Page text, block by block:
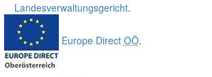
Landesverwaltungsgericht.
Europe Direct OÖ.